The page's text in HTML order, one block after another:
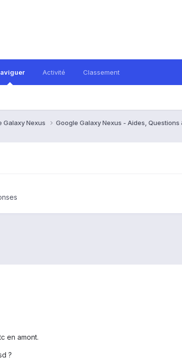
Activité Classement
Galaxy Nexus Google Galaxy Nexus - Aides, Questions
en amont.
?